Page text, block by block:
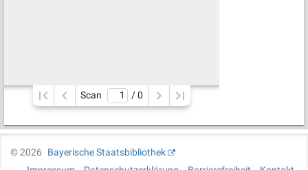
Scan / 0
©2026
Bayerische Staatsbibliothek